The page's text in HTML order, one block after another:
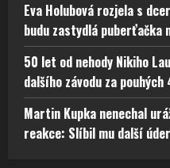
Eva Holubová rozjela s
budu zastydlá puberťačka
50 let od nehody Nikiho
dalšího závodu za
Martin Kupka nenechal
reakce: Slíbil mu další